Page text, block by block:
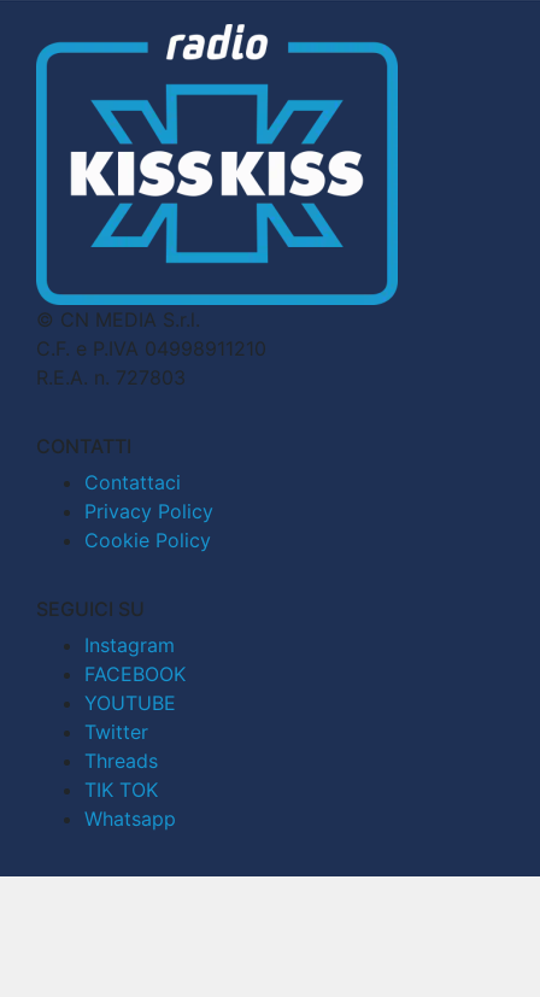
© CN MEDIA S.r.l.
C.F. e P.IVA 04998911210
R.E.A. n. 727803
CONTATTI
Contattaci
Privacy Policy
Cookie Policy
SEGUICI SU
Instagram
FACEBOOK
YOUTUBE
Twitter
Threads
TIK TOK
Whatsapp